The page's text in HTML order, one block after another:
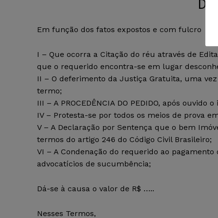
Em função dos fatos expostos e com fulcro no
I – Que ocorra a Citação do réu através de
que o requerido encontra-se em lugar
II – O deferimento da Justiça Gratuita, uma
termo;
III – A PROCEDÊNCIA DO PEDIDO, após
IV – Protesta-se por todos os meios de prova
V – A Declaração por Sentença que o bem
termos do artigo 246 do Código Civil Brasileiro;
VI – A Condenação do requerido ao
advocatícios de sucumbência;
Dá-se à causa o valor de R$ …..
Nesses Termos,